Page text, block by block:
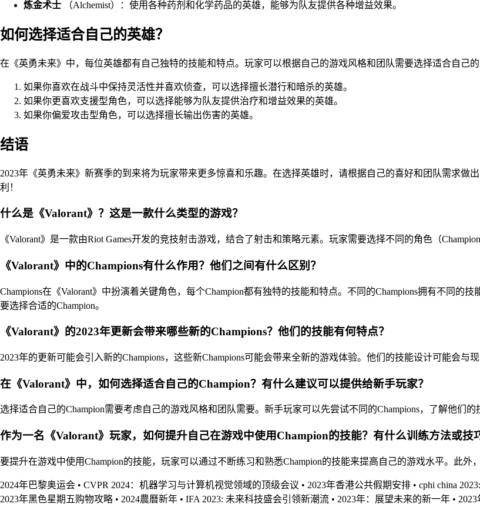
炼金术士 （Alchemist）：使用各种药剂和化学药品的英雄，能够为队友提供各种增益效果。
如何选择适合自己的英雄？
在《英勇未来》中，每位英雄都有自己独特的技能和特点。玩家可以根据自己的游戏风格和团队需要选择适合自己的
如果你喜欢在战斗中保持灵活性并喜欢侦查，可以选择擅长潜行和暗杀的英雄。
如果你更喜欢支援型角色，可以选择能够为队友提供治疗和增益效果的英雄。
如果你偏爱攻击型角色，可以选择擅长输出伤害的英雄。
结语
2023年《英勇未来》新赛季的到来将为玩家带来更多惊喜和乐趣。在选择英雄时，请根据自己的喜好和团队需求
利！
什么是《Valorant》？这是一款什么类型的游戏？
《Valorant》是一款由Riot Games开发的竞技射击游戏，结合了射击和策略元素。玩家需要选择不同的角色（
《Valorant》中的Champions有什么作用？他们之间有什么区别？
Champions在《Valorant》中扮演着关键角色，每个Champion都有独特的技能和特点。不同的Champions拥有不同
要选择合适的Champion。
《Valorant》的2023年更新会带来哪些新的Champions？他们的技能有何特点？
2023年的更新可能会引入新的Champions，这些新Champions可能会带来全新的游戏体验。他们的技能设计可能会与
在《Valorant》中，如何选择适合自己的Champion？有什么建议可以提供给新手玩家？
选择适合自己的Champion需要考虑自己的游戏风格和团队需要。新手玩家可以先尝试不同的Champions，了解他们
作为一名《Valorant》玩家，如何提升自己在游戏中使用Champion的技能？有什么训练方法或技
要提升在游戏中使用Champion的技能，玩家可以通过不断练习和熟悉Champion的技能来提高自己的游戏水平。此
2024年巴黎奥运会 • CVPR 2024：机器学习与计算机视觉领域的顶级会议 • 2023年香港公共假期安排 • cphi china
2023年黑色星期五购物攻略 • 2024農曆新年 • IFA 2023: 未来科技盛会引领新潮流 • 2023年：展望未来的新一年 •